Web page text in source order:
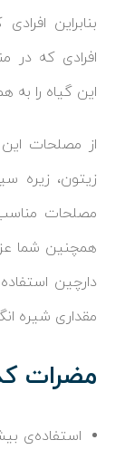
بنابراین
افرادی که در
این گیاه را به
از مصلحات
زیتون، زیره
مصلحات
همچنین شما
دارچین
مقداری شیره
مضرات
استفاده‌ی